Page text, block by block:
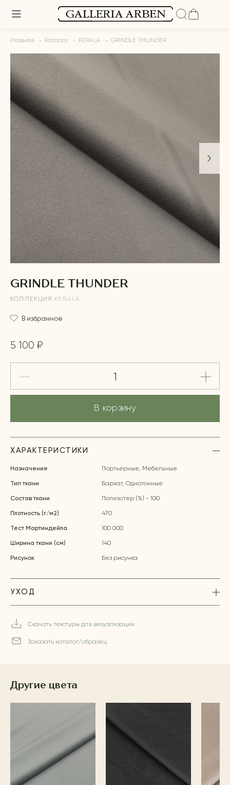
Главная Каталог KERALA GRINDLE THUNDER
GRINDLE THUNDER
КОЛЛЕКЦИЯ KERALA
В избранное
5 100 ₽
В корзину
ХАРАКТЕРИСТИКИ
Назначение Портьерные, Мебельные
Тип ткани Бархат, Однотонные
Состав ткани Полиэстер (%) - 100
Плотность (г/м2) 470
Тест Мартиндейла 100 000
Ширина ткани (см) 140
Рисунок Без рисунка
УХОД
Скачать текстуры для визуализации
Заказать каталог/образец
Другие цвета